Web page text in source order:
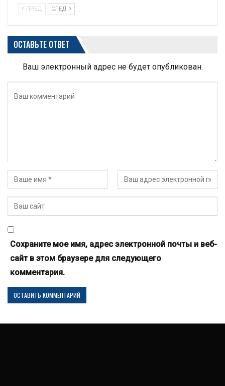
ПРЕД СЛЕД
ОСТАВЬТЕ ОТВЕТ
Ваш электронный адрес не будет опубликован.
Сохраните мое имя, адрес электронной почты и веб-
сайт в этом браузере для следующего
комментария.